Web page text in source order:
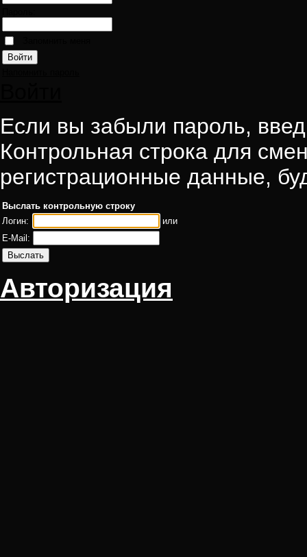
Если вы забыли пароль,
Контрольная строка для
регистрационные данные,
Выслать контрольную строку
Логин:
или
E-Mail:
Авторизация